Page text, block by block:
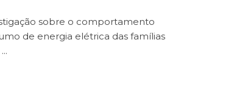
sobre o comportamento
de energia elétrica das famílias